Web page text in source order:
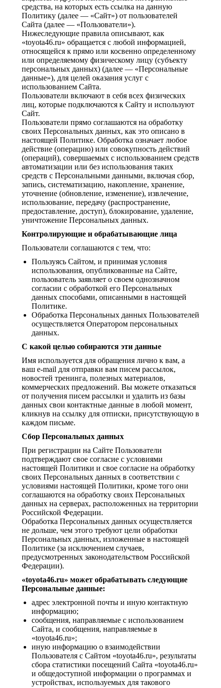
средства, на которых есть ссылка на данную
Политику (далее — «Сайт») от пользователей
Сайта (далее — «Пользователи»).
Нижеследующие правила описывают, как
«toyota46.ru» обращается с любой информацией,
относящейся к прямо или косвенно определенному
или определяемому физическому лицу (субъекту
персональных данных) (далее — «Персональные
данные»), для целей оказания услуг с
использованием Сайта.
Пользователи включают в себя всех физических
лиц, которые подключаются к Сайту и используют
Сайт.
Пользователи прямо соглашаются на обработку
своих Персональных данных, как это описано в
настоящей Политике. Обработка означает любое
действие (операцию) или совокупность действий
(операций), совершаемых с использованием средств
автоматизации или без использования таких
средств с Персональными данными, включая сбор,
запись, систематизацию, накопление, хранение,
уточнение (обновление, изменение), извлечение,
использование, передачу (распространение,
предоставление, доступ), блокирование, удаление,
уничтожение Персональных данных.
Контролирующие и обрабатывающие лица
Пользователи соглашаются с тем, что:
Пользуясь Сайтом, и принимая условия
использования, опубликованные на Сайте,
пользователь заявляет о своем однозначном
согласии с обработкой его Персональных
данных способами, описанными в настоящей
Политике.
Обработка Персональных данных Пользователей
осуществляется Оператором персональных
данных.
С какой целью собираются эти данные
Имя используется для обращения лично к вам, а
ваш e-mail для отправки вам писем рассылок,
новостей тренинга, полезных материалов,
коммерческих предложений. Вы можете отказаться
от получения писем рассылки и удалить из базы
данных свои контактные данные в любой момент,
кликнув на ссылку для отписки, присутствующую в
каждом письме.
Сбор Персональных данных
При регистрации на Сайте Пользователи
подтверждают свое согласие с условиями
настоящей Политики и свое согласие на обработку
своих Персональных данных в соответствии с
условиями настоящей Политики, кроме того они
соглашаются на обработку своих Персональных
данных на серверах, расположенных на территории
Российской Федерации.
Обработка Персональных данных осуществляется
не дольше, чем этого требуют цели обработки
Персональных данных, изложенные в настоящей
Политике (за исключением случаев,
предусмотренных законодательством Российской
Федерации).
«toyota46.ru» может обрабатывать следующие
Персональные данные:
адрес электронной почты и иную контактную
информацию;
сообщения, направляемые с использованием
Сайта, и сообщения, направляемые в
«toyota46.ru»;
иную информацию о взаимодействии
Пользователя с Сайтом «toyota46.ru», результаты
сбора статистики посещений Сайта «toyota46.ru»
и общедоступной информации о программах и
устройствах, используемых для такового